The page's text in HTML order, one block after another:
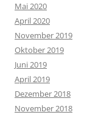
Mai 2020
April 2020
November 2019
Oktober 2019
Juni 2019
April 2019
Dezember 2018
November 2018